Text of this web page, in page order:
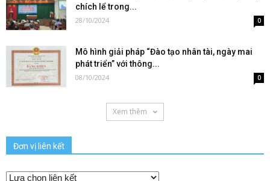
chích lể trong...
28/10/2024 0
Mô hình giải pháp “Đào tạo nhân tài, ngày mai
phát triển” với thông...
08/10/2024 0
Xem thêm
Đơn vị liên kết